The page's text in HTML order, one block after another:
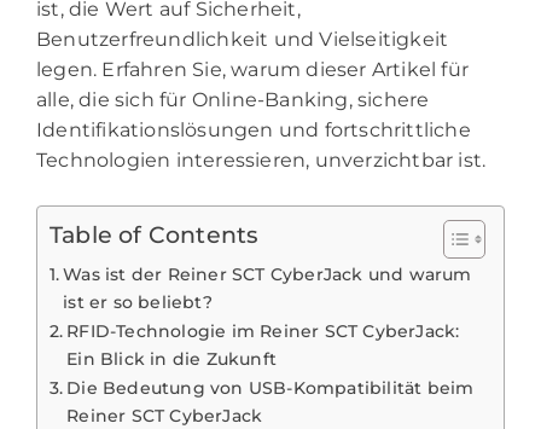
ist, die Wert auf Sicherheit,
Benutzerfreundlichkeit und Vielseitigkeit
legen. Erfahren Sie, warum dieser Artikel für
alle, die sich für Online-Banking, sichere
Identifikationslösungen und fortschrittliche
Technologien interessieren, unverzichtbar ist.
Table of Contents
Was ist der Reiner SCT CyberJack und warum
ist er so beliebt?
RFID-Technologie im Reiner SCT CyberJack:
Ein Blick in die Zukunft
Die Bedeutung von USB-Kompatibilität beim
Reiner SCT CyberJack